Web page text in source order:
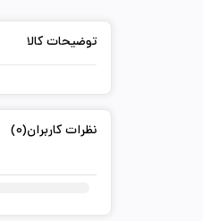
توضیحات کالا
نظرات کاربران(0)